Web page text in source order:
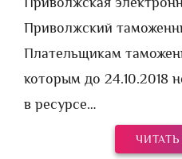
Приволжский
Плательщикам
которым до 24.10.2018
в ресурсе…